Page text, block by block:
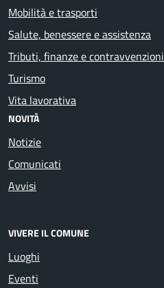
Mobilità e trasporti
Salute, benessere e assistenza
Tributi, finanze e contravvenzioni
Turismo
Vita lavorativa
NOVITÀ
Notizie
Comunicati
Avvisi
VIVERE IL COMUNE
Luoghi
Eventi